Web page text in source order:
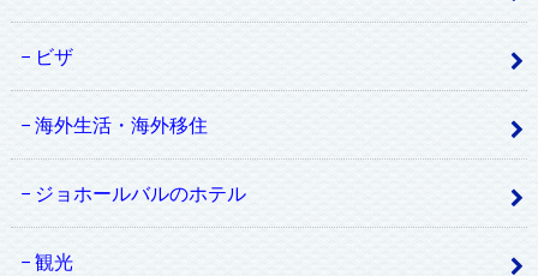
ビザ
海外生活・海外移住
ジョホールバルのホテル
観光